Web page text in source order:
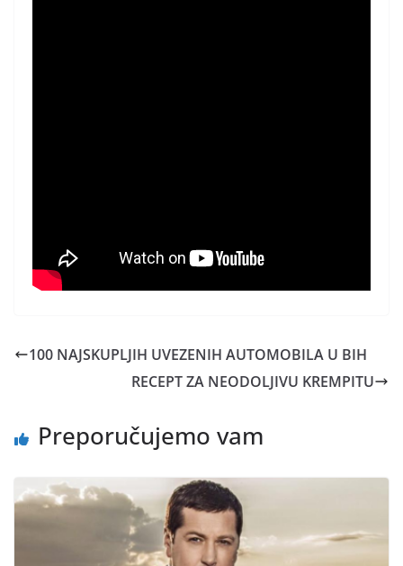
100 NAJSKUPLJIH UVEZENIH AUTOMOBILA U BIH
RECEPT ZA NEODOLJIVU KREMPITU
Preporučujemo vam